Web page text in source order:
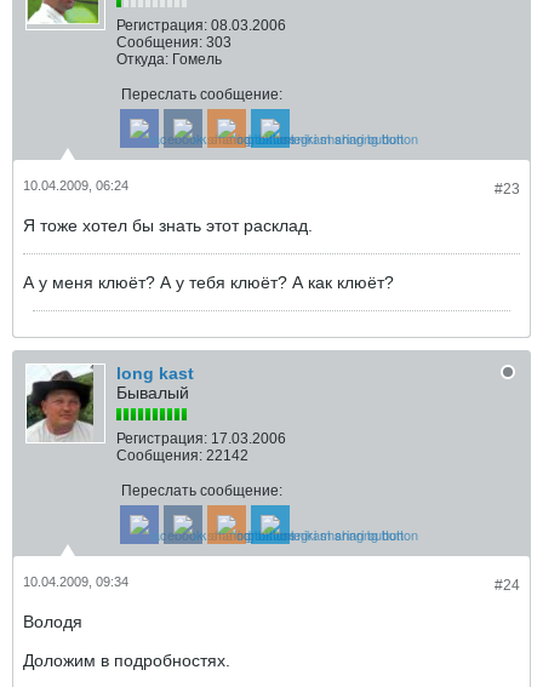
Регистрация: 08.03.2006
Сообщения: 303
Откуда: Гомель
Переслать сообщение:
#23
10.04.2009, 06:24
Я тоже хотел бы знать этот расклад.
А у меня клюёт? А у тебя клюёт? А как клюёт?
long kast
Бывалый
Регистрация: 17.03.2006
Сообщения: 22142
Переслать сообщение:
#24
10.04.2009, 09:34
Володя
Доложим в подробностях.